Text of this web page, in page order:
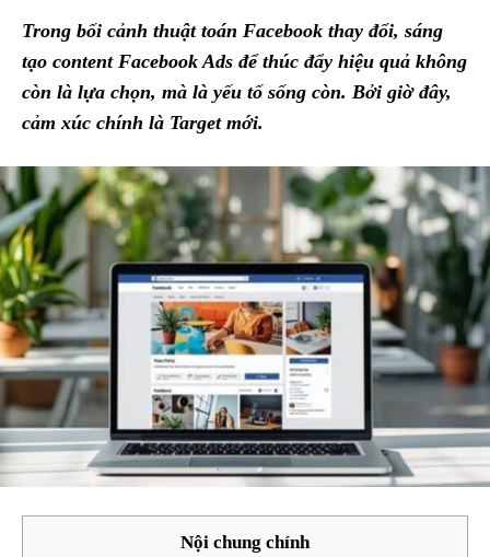
Trong bối cảnh thuật toán Facebook thay đổi, sáng
tạo content Facebook Ads để thúc đẩy hiệu quả không
còn là lựa chọn, mà là yếu tố sống còn. Bởi giờ đây,
cảm xúc chính là Target mới.
Nội chung chính